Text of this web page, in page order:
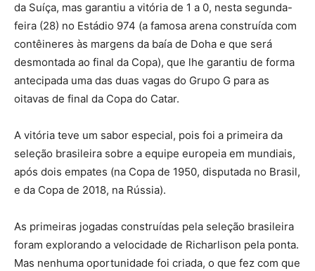
da Suíça, mas garantiu a vitória de 1 a 0, nesta segunda-
feira (28) no Estádio 974 (a famosa arena construída com
contêineres às margens da baía de Doha e que será
desmontada ao final da Copa), que lhe garantiu de forma
antecipada uma das duas vagas do Grupo G para as
oitavas de final da Copa do Catar.
A vitória teve um sabor especial, pois foi a primeira da
seleção brasileira sobre a equipe europeia em mundiais,
após dois empates (na Copa de 1950, disputada no Brasil,
e da Copa de 2018, na Rússia).
As primeiras jogadas construídas pela seleção brasileira
foram explorando a velocidade de Richarlison pela ponta.
Mas nenhuma oportunidade foi criada, o que fez com que